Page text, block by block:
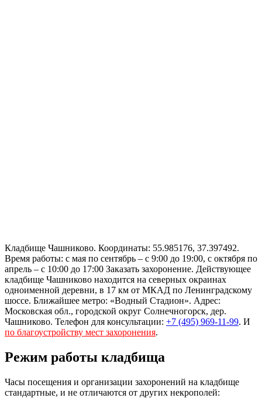
Кладбище Чашниково. Координаты: 55.985176, 37.397492.
Время работы: с мая по сентябрь – с 9:00 до 19:00, с октября по
апрель – с 10:00 до 17:00 Заказать захоронение. Действующее
кладбище Чашниково находится на северных окраинах
одноименной деревни, в 17 км от МКАД по Ленинградскому
шоссе. Ближайшее метро: «Водный Стадион». Адрес:
Московская обл., городской округ Солнечногорск, дер.
Чашниково. Телефон для консультации: +7 (495) 969-11-99. И
по благоустройству мест захоронения.
Режим работы кладбища
Часы посещения и организации захоронений на кладбище
стандартные, и не отличаются от других некрополей: